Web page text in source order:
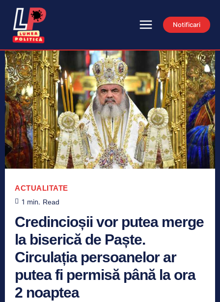
Notificari
ACTUALITATE
1 min. Read
Credincioșii vor putea merge
la biserică de Paște.
Circulația persoanelor ar
putea fi permisă până la ora
2 noaptea